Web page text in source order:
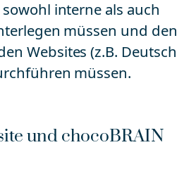
interne als auch
müssen und den
Websites (z.B. Deutsch
müssen.
und chocoBRAIN